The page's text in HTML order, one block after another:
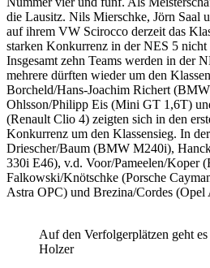
die Lausitz. Nils Mierschke, Jörn Saal
auf ihrem VW Scirocco derzeit das
starken Konkurrenz in der NES 5 nicht
Insgesamt zehn Teams werden in der
mehrere dürften wieder um den
Borcheld/Hans-Joachim Richert
Ohlsson/Philipp Eis (Mini GT 1,6T)
(Renault Clio 4) zeigten sich in den
Konkurrenz um den Klassensieg. In
Driescher/Baum (BMW M240i),
330i E46), v.d. Voor/Pameelen/Koper
Falkowski/Knötschke (Porsche
Astra OPC) und Brezina/Cordes (Opel
Auf den Verfolgerplätzen geht
Holzer